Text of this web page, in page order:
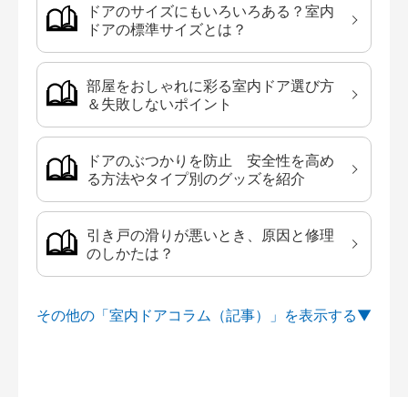
ドアのサイズにもいろいろある？室内
ドアの標準サイズとは？
部屋をおしゃれに彩る室内ドア選び方
＆失敗しないポイント
ドアのぶつかりを防止 安全性を高め
る方法やタイプ別のグッズを紹介
引き戸の滑りが悪いとき、原因と修理
のしかたは？
その他の「室内ドアコラム（記事）」を